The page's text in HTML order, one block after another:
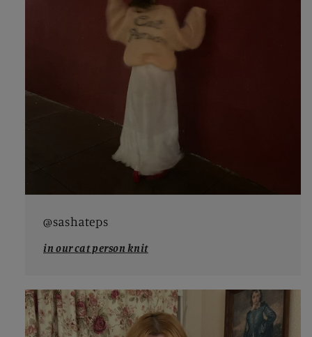
@sashateps
in our cat person knit